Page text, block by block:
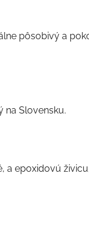
pôsobivý a
na Slovensku.
a epoxidovú